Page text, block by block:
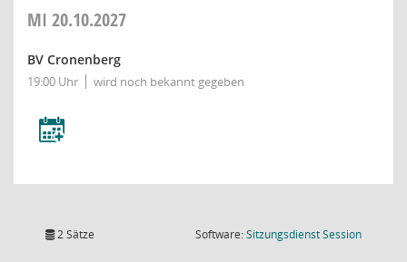
MI 20.10.2027
BV Cronenberg
19:00 Uhr wird noch bekannt gegeben
2 Sätze Software:SitzungsdienstSession(Wird in